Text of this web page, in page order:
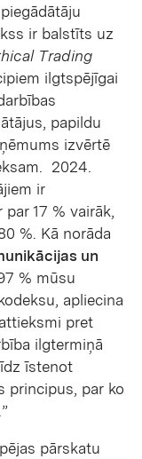
ir balstīts uz
Trading
ilgtspējīgai
papildu
izvērtē
2024.
ir
17 % vairāk,
%. Kā norāda
un
% mūsu
apliecina
pret
ilgtermiņā
īstenot
principus, par ko
pārskatu